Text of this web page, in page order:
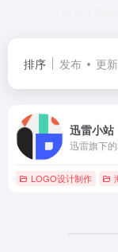
排序 发布 更新
迅雷小站
LOGO设计制作